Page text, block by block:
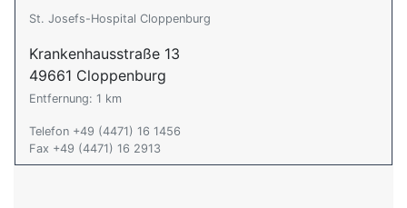
St. Josefs-Hospital Cloppenburg
Krankenhausstraße 13
49661 Cloppenburg
Entfernung: 1 km
Telefon +49 (4471) 16 1456
Fax +49 (4471) 16 2913